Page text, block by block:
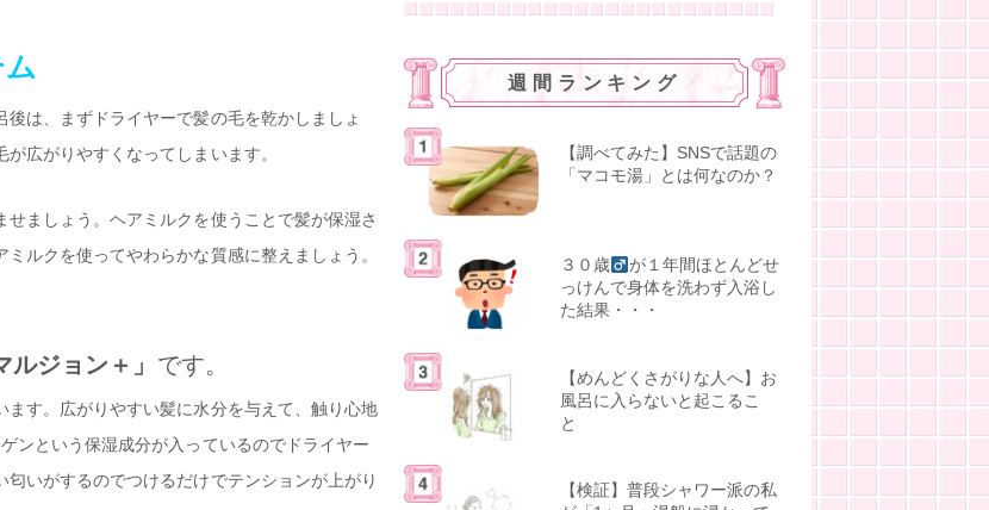
は、まずドライヤーで髪の毛を乾かしましょ
広がりやすくなってしまいます。
ましょう。ヘアミルクを使うことで髪が保湿さ
ルクを使ってやわらかな質感に整えましょう。
ジョン＋」 です。
す。広がりやすい髪に水分を与えて、触り心地
ンという保湿成分が入っているのでドライヤー
いがするのでつけるだけでテンションが上がり
週間ランキング
【調べてみた】SNSで話題の
「マコモ湯」とは何なのか？
３０歳
が１年間ほとんどせ
っけんで身体を洗わず入浴し
た結果・・・
【めんどくさがりな人へ】お
風呂に入らないと起こるこ
と
【検証】普段シャワー派の私